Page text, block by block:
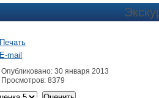
Печать
E-mail
Опубликовано: 30 января 2013
Просмотров: 8379